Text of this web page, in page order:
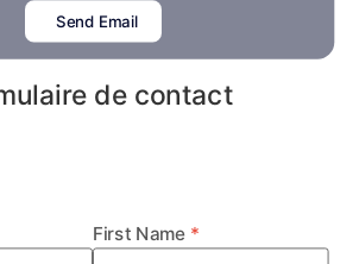
Send Email
de contact
First Name